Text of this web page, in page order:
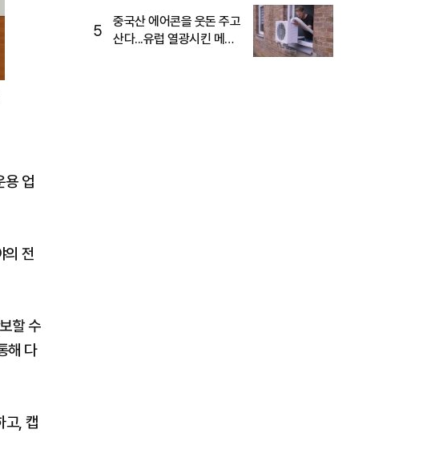
용 업
의 전
할 수
해 다
고, 캡
5
중국산 에어콘을 웃돈 주고
산다...유럽 열광시킨 메이